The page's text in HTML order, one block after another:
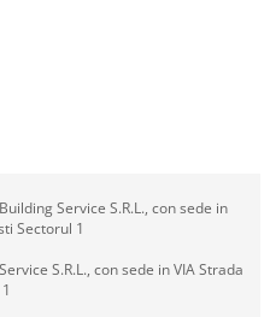
Service S.R.L., con sede in
Sectorul 1
S.R.L., con sede in VIA Strada